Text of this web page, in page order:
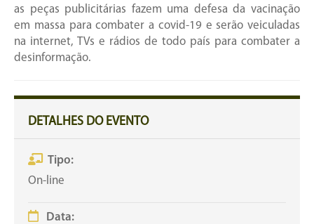
as peças publicitárias fazem uma defesa da vacinação
em massa para combater a covid-19 e serão veiculadas
na internet, TVs e rádios de todo país para combater a
desinformação.
DETALHES DO EVENTO
Tipo:
On-line
Data: